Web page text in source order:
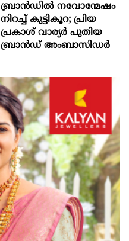
ബ്രാൻഡിൽ നവോന്മേഷം
നിറച്ച് കുട്ടികൂറ; പ്രിയ
പ്രകാശ് വാര്യർ പുതിയ
ബ്രാൻഡ് അംബാസിഡർ